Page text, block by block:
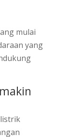
mulai
yang